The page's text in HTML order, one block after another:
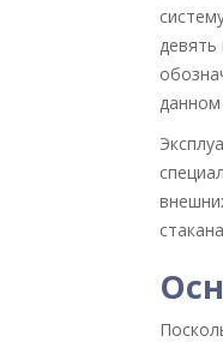
данном